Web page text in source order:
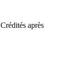
Crédités après